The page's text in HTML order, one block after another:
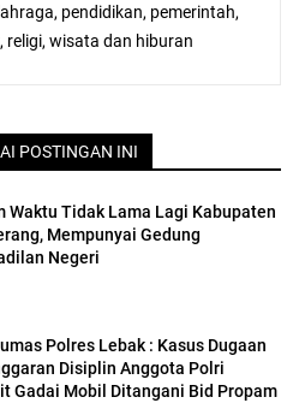
pendidikan, pemerintah,
religi, wisata dan hiburan
POSTINGAN INI
Waktu Tidak Lama Lagi Kabupaten
Mempunyai Gedung
Negeri
Polres Lebak : Kasus Dugaan
Disiplin Anggota Polri
Gadai Mobil Ditangani Bid Propam